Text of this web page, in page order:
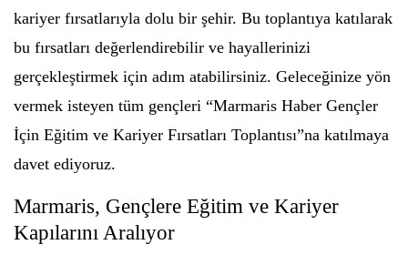
kariyer fırsatlarıyla dolu bir şehir. Bu toplantıya katılarak
bu fırsatları değerlendirebilir ve hayallerinizi
gerçekleştirmek için adım atabilirsiniz. Geleceğinize yön
vermek isteyen tüm gençleri “Marmaris Haber Gençler
İçin Eğitim ve Kariyer Fırsatları Toplantısı”na katılmaya
davet ediyoruz.
Marmaris, Gençlere Eğitim ve Kariyer
Kapılarını Aralıyor